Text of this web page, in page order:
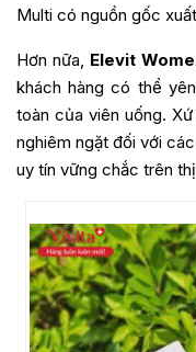
Multi có nguồn gốc
Hơn nữa, Elevit
khách hàng có thể
toàn của viên uống.
nghiêm ngặt đối với
uy tín vững chắc trên